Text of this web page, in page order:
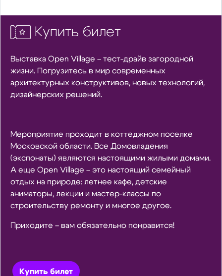
Купить билет
Выставка Open Village – тест-драйв загородной
жизни. Погрузитесь в мир современных
архитектурных конструктивов, новых технологий,
дизайнерских решений.
Мероприятие проходит в коттеджном поселке
Московской области. Все Домовладения
(экспонаты) являются настоящими жилыми домами.
А еще Open Village – это настоящий семейный
отдых на природе: летнее кафе, детские
аниматоры, лекции и мастер-классы по
строительству ремонту и многое другое.
Приходите – вам обязательно понравится!
Купить билет